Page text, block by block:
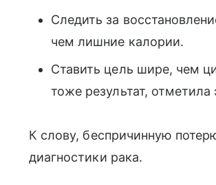
Следить за
чем лишние калории.
Ставить цель шире, чем
тоже результат, отметила
К слову, беспричинную
диагностики рака.